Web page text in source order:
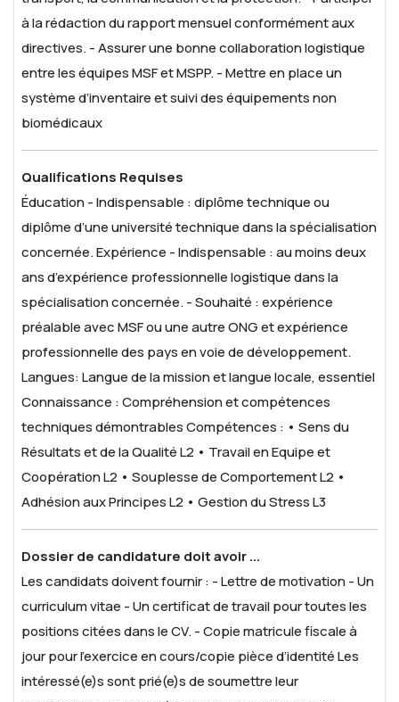
à la rédaction du rapport mensuel conformément aux
directives.- Assurer une bonne collaboration logistique
entre les équipes MSF et MSPP.- Mettre en place un
système d’inventaire et suivi des équipements non
biomédicaux
Qualifications Requises
Éducation - Indispensable : diplôme technique ou
diplôme d’une université technique dans la spécialisation
concernée.Expérience - Indispensable : au moins deux
ans d’expérience professionnelle logistique dans la
spécialisation concernée.- Souhaité : expérience
préalable avec MSF ou une autre ONG et expérience
professionnelle des pays en voie de développement.
Langues:Langue de la mission et langue locale, essentiel
Connaissance : Compréhension et compétences
techniques démontrablesCompétences : • Sens du
Résultats et de la Qualité L2 • Travail en Equipe et
Coopération L2 • Souplesse de Comportement L2 •
Adhésion aux Principes L2 • Gestion du Stress L3
Dossier de candidature doit avoir ...
Les candidats doivent fournir : - Lettre de motivation- Un
curriculum vitae - Un certificat de travail pour toutes les
positions citées dans le CV.- Copie matricule fiscale à
jour pour l’exercice en cours/copie pièce d’identitéLes
intéressé(e)s sont prié(e)s de soumettre leur